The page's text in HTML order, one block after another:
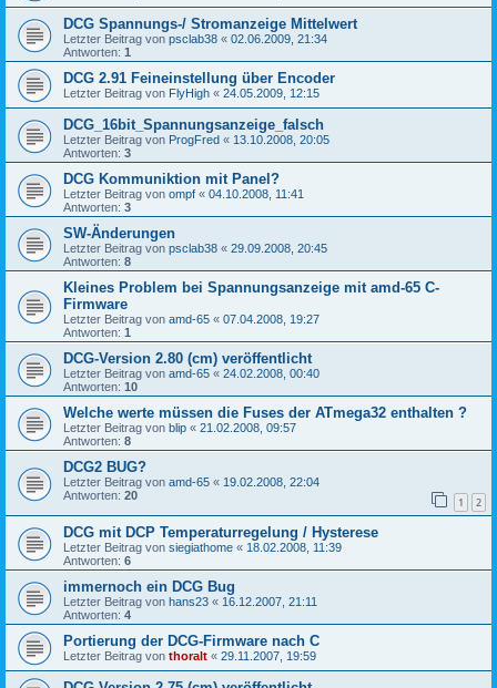
DCG Spannungs-/ Stromanzeige Mittelwert
Letzter Beitrag von psclab38 « 02.06.2009, 21:34
Antworten: 1
DCG 2.91 Feineinstellung über Encoder
Letzter Beitrag von FlyHigh « 24.05.2009, 12:15
DCG_16bit_Spannungsanzeige_falsch
Letzter Beitrag von ProgFred « 13.10.2008, 20:05
Antworten: 3
DCG Kommuniktion mit Panel?
Letzter Beitrag von ompf « 04.10.2008, 11:41
Antworten: 3
SW-Änderungen
Letzter Beitrag von psclab38 « 29.09.2008, 20:45
Antworten: 8
Kleines Problem bei Spannungsanzeige mit amd-65 C-
Firmware
Letzter Beitrag von amd-65 « 07.04.2008, 19:27
Antworten: 1
DCG-Version 2.80 (cm) veröffentlicht
Letzter Beitrag von amd-65 « 24.02.2008, 00:40
Antworten: 10
Welche werte müssen die Fuses der ATmega32 enthalten ?
Letzter Beitrag von blip « 21.02.2008, 09:57
Antworten: 8
DCG2 BUG?
Letzter Beitrag von amd-65 « 19.02.2008, 22:04
Antworten: 20 1 2
DCG mit DCP Temperaturregelung / Hysterese
Letzter Beitrag von siegiathome « 18.02.2008, 11:39
Antworten: 6
immernoch ein DCG Bug
Letzter Beitrag von hans23 « 16.12.2007, 21:11
Antworten: 4
Portierung der DCG-Firmware nach C
Letzter Beitrag von thoralt « 29.11.2007, 19:59